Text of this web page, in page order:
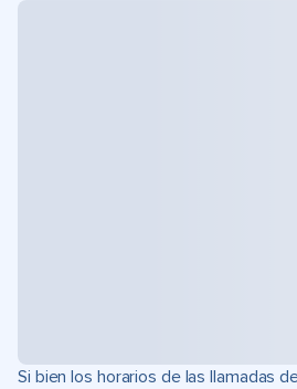
Si bien los horarios de las llamadas